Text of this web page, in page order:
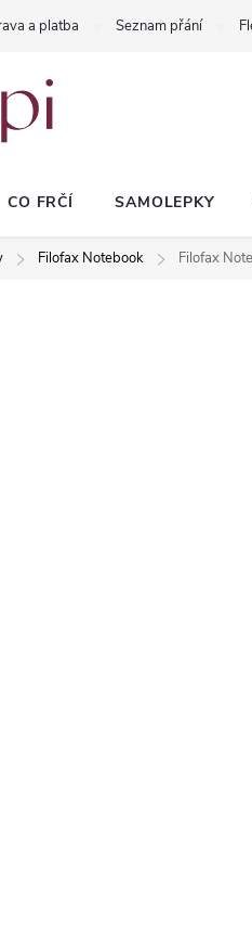
a platba Seznam přání
CO FRČÍ SAMOLEPKY
Filofax Notebook Filofax